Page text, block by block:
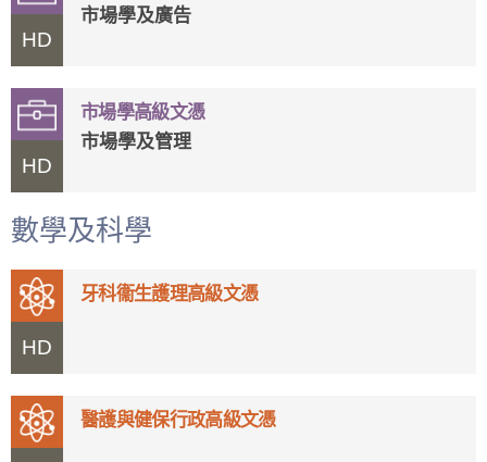
HD
市場學及廣告
HD
市場學高級文憑
市場學及管理
數學及科學
HD
牙科衞生護理高級文憑
醫護與健保行政高級文憑